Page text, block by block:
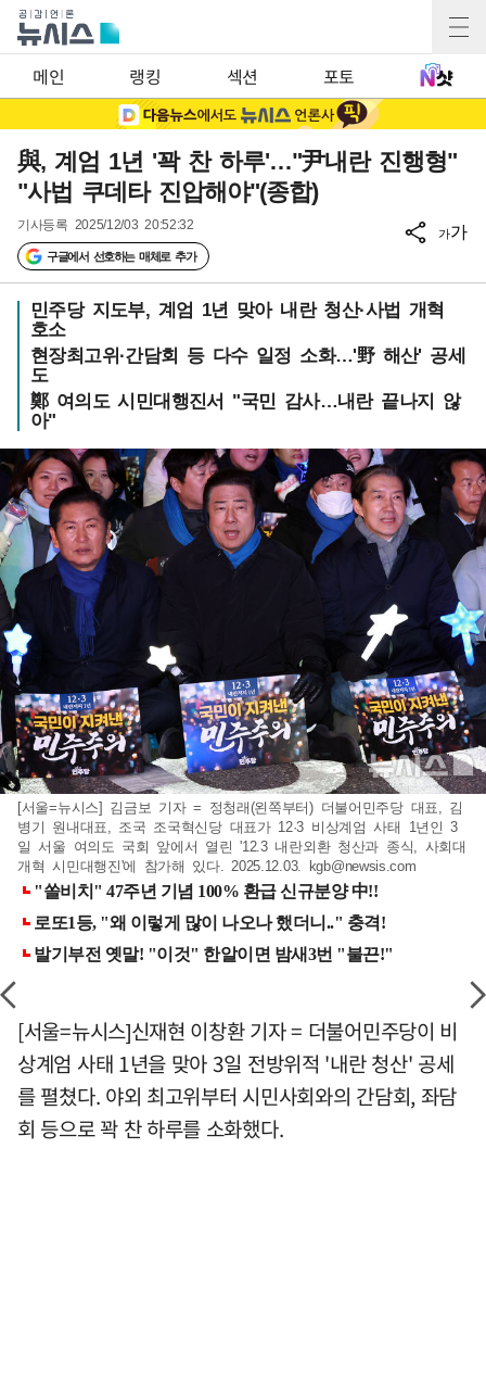
메인 랭킹 섹션 포토
與, 계엄 1년 '꽉 찬 하루'…"尹내란 진행형"
"사법 쿠데타 진압해야"(종합)
기사등록 2025/12/03 20:52:32
구글에서 선호하는 매체로 추가
가가
민주당 지도부, 계엄 1년 맞아 내란 청산·사법 개혁
호소
현장최고위·간담회 등 다수 일정 소화…'野 해산' 공세
도
鄭 여의도 시민대행진서 "국민 감사…내란 끝나지 않
아"
[서울=뉴시스] 김금보 기자 = 정청래(왼쪽부터) 더불어민주당 대표, 김
병기 원내대표, 조국 조국혁신당 대표가 12·3 비상계엄 사태 1년인 3
일 서울 여의도 국회 앞에서 열린 '12.3 내란외환 청산과 종식, 사회대
개혁 시민대행진'에 참가해 있다. 2025.12.03.
kgb@newsis.com
[서울=뉴시스]신재현 이창환 기자 = 더불어민주당이 비
상계엄 사태 1년을 맞아 3일 전방위적 '내란 청산' 공세
를 펼쳤다. 야외 최고위부터 시민사회와의 간담회, 좌담
회 등으로 꽉 찬 하루를 소화했다.